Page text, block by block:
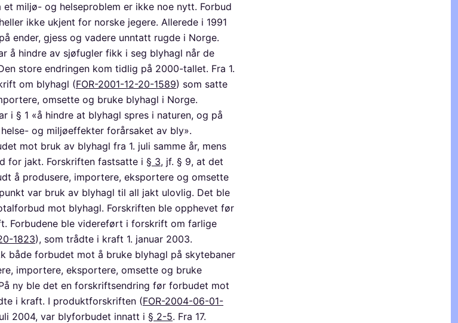
et miljø- og helseproblem er ikke noe nytt. Forbud
ikke ukjent for norske jegere. Allerede i 1991
ender, gjess og vadere unntatt rugde i Norge.
å hindre av sjøfugler fikk i seg blyhagl når de
store endringen kom tidlig på 2000-tallet. Fra 1.
om blyhagl (FOR-2001-12-20-1589) som satte
omsette og bruke blyhagl i Norge.
i § 1 «å hindre at blyhagl spres i naturen, og på
og miljøeffekter forårsaket av bly».
mot bruk av blyhagl fra 1. juli samme år, mens
for jakt. Forskriften fastsatte i § 3, jf. § 9, at det
å produsere, importere, eksportere og omsette
var bruk av blyhagl til all jakt ulovlig. Det ble
mot blyhagl. Forskriften ble opphevet før
Forbudene ble videreført i forskrift om farlige
1823), som trådte i kraft 1. januar 2003.
både forbudet mot å bruke blyhagl på skytebaner
importere, eksportere, omsette og bruke
ny ble det en forskriftsendring før forbudet mot
i kraft. I produktforskriften (FOR-2004-06-01-
2004, var blyforbudet innatt i § 2-5. Fra 17.